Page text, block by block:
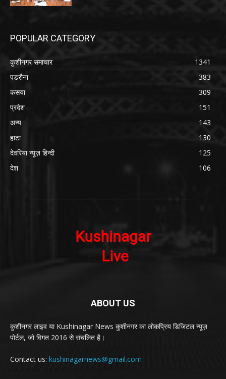
POPULAR CATEGORY
कुशीनगर समाचार
1341
पडरौना
383
कसया
309
प्रदेश
151
अन्य
143
हाटा
130
देवरिया न्यूज़ हिन्दी
125
देश
106
ABOUT US
कुशीनगर लाइव या Kushinagar News कुशीनगर का लोकप्रिय डिजिटल न्यूज़
पोर्टल, जो विगत 2016 से संचलित है।
Contact us: kushinagarnews@gmail.com